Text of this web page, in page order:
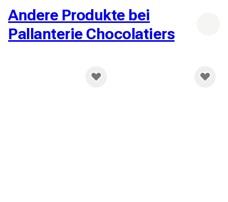
Andere Produkte bei
Pallanterie Chocolatiers